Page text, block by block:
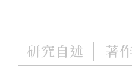
研究自述 著